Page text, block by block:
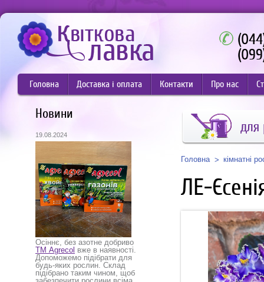
Головна Доставка і оплата Контакти Про нас
Новини
19.08.2024
Осіннє, без азотне добриво
ТМ Agrecol вже в наявності.
Допоможемо підібрати для
будь-яких рослин. Склад
підібрано таким чином, щоб
для
Головна кімнатні
ЛЕ-